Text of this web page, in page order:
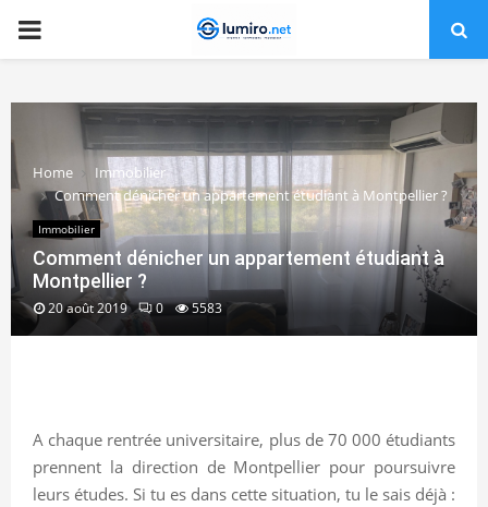
PRIMARY
Home
Immobilier
Comment dénicher un appartement étudiant à Montpellier ?
Immobilier
Comment dénicher un appartement étudiant à
Montpellier ?
20 août 2019 0 5583
A chaque rentrée universitaire, plus de 70 000 étudiants
prennent la direction de Montpellier pour poursuivre
leurs études. Si tu es dans cette situation, tu le sais déjà :